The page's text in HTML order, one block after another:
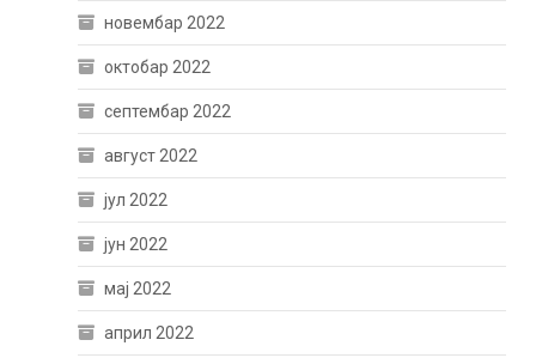
новембар 2022
октобар 2022
септембар 2022
август 2022
јул 2022
јун 2022
мај 2022
април 2022